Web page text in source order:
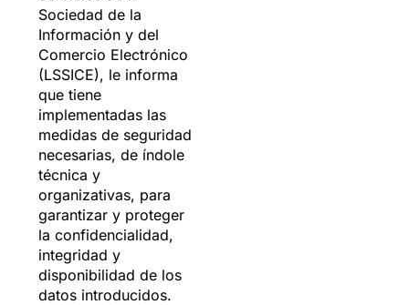
Sociedad de la
Información y del
Comercio Electrónico
(LSSICE), le informa
que tiene
implementadas las
medidas de seguridad
necesarias, de índole
técnica y
organizativas, para
garantizar y proteger
la confidencialidad,
integridad y
disponibilidad de los
datos introducidos.